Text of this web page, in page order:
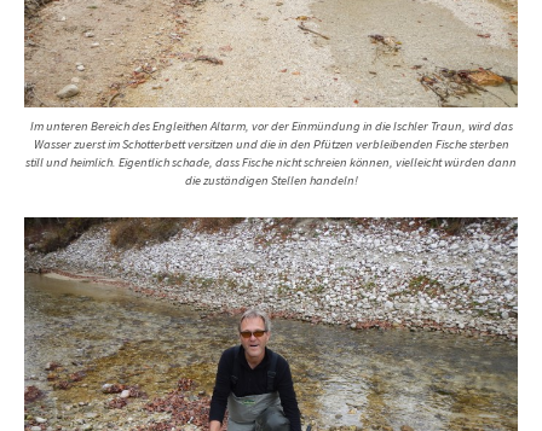
Im unteren Bereich des Engleithen Altarm, vor der Einmündung in die Ischler Traun, wird das
Wasser zuerst im Schotterbett versitzen und die in den Pfützen verbleibenden Fische sterben
still und heimlich. Eigentlich schade, dass Fische nicht schreien können, vielleicht würden dann
die zuständigen Stellen handeln!